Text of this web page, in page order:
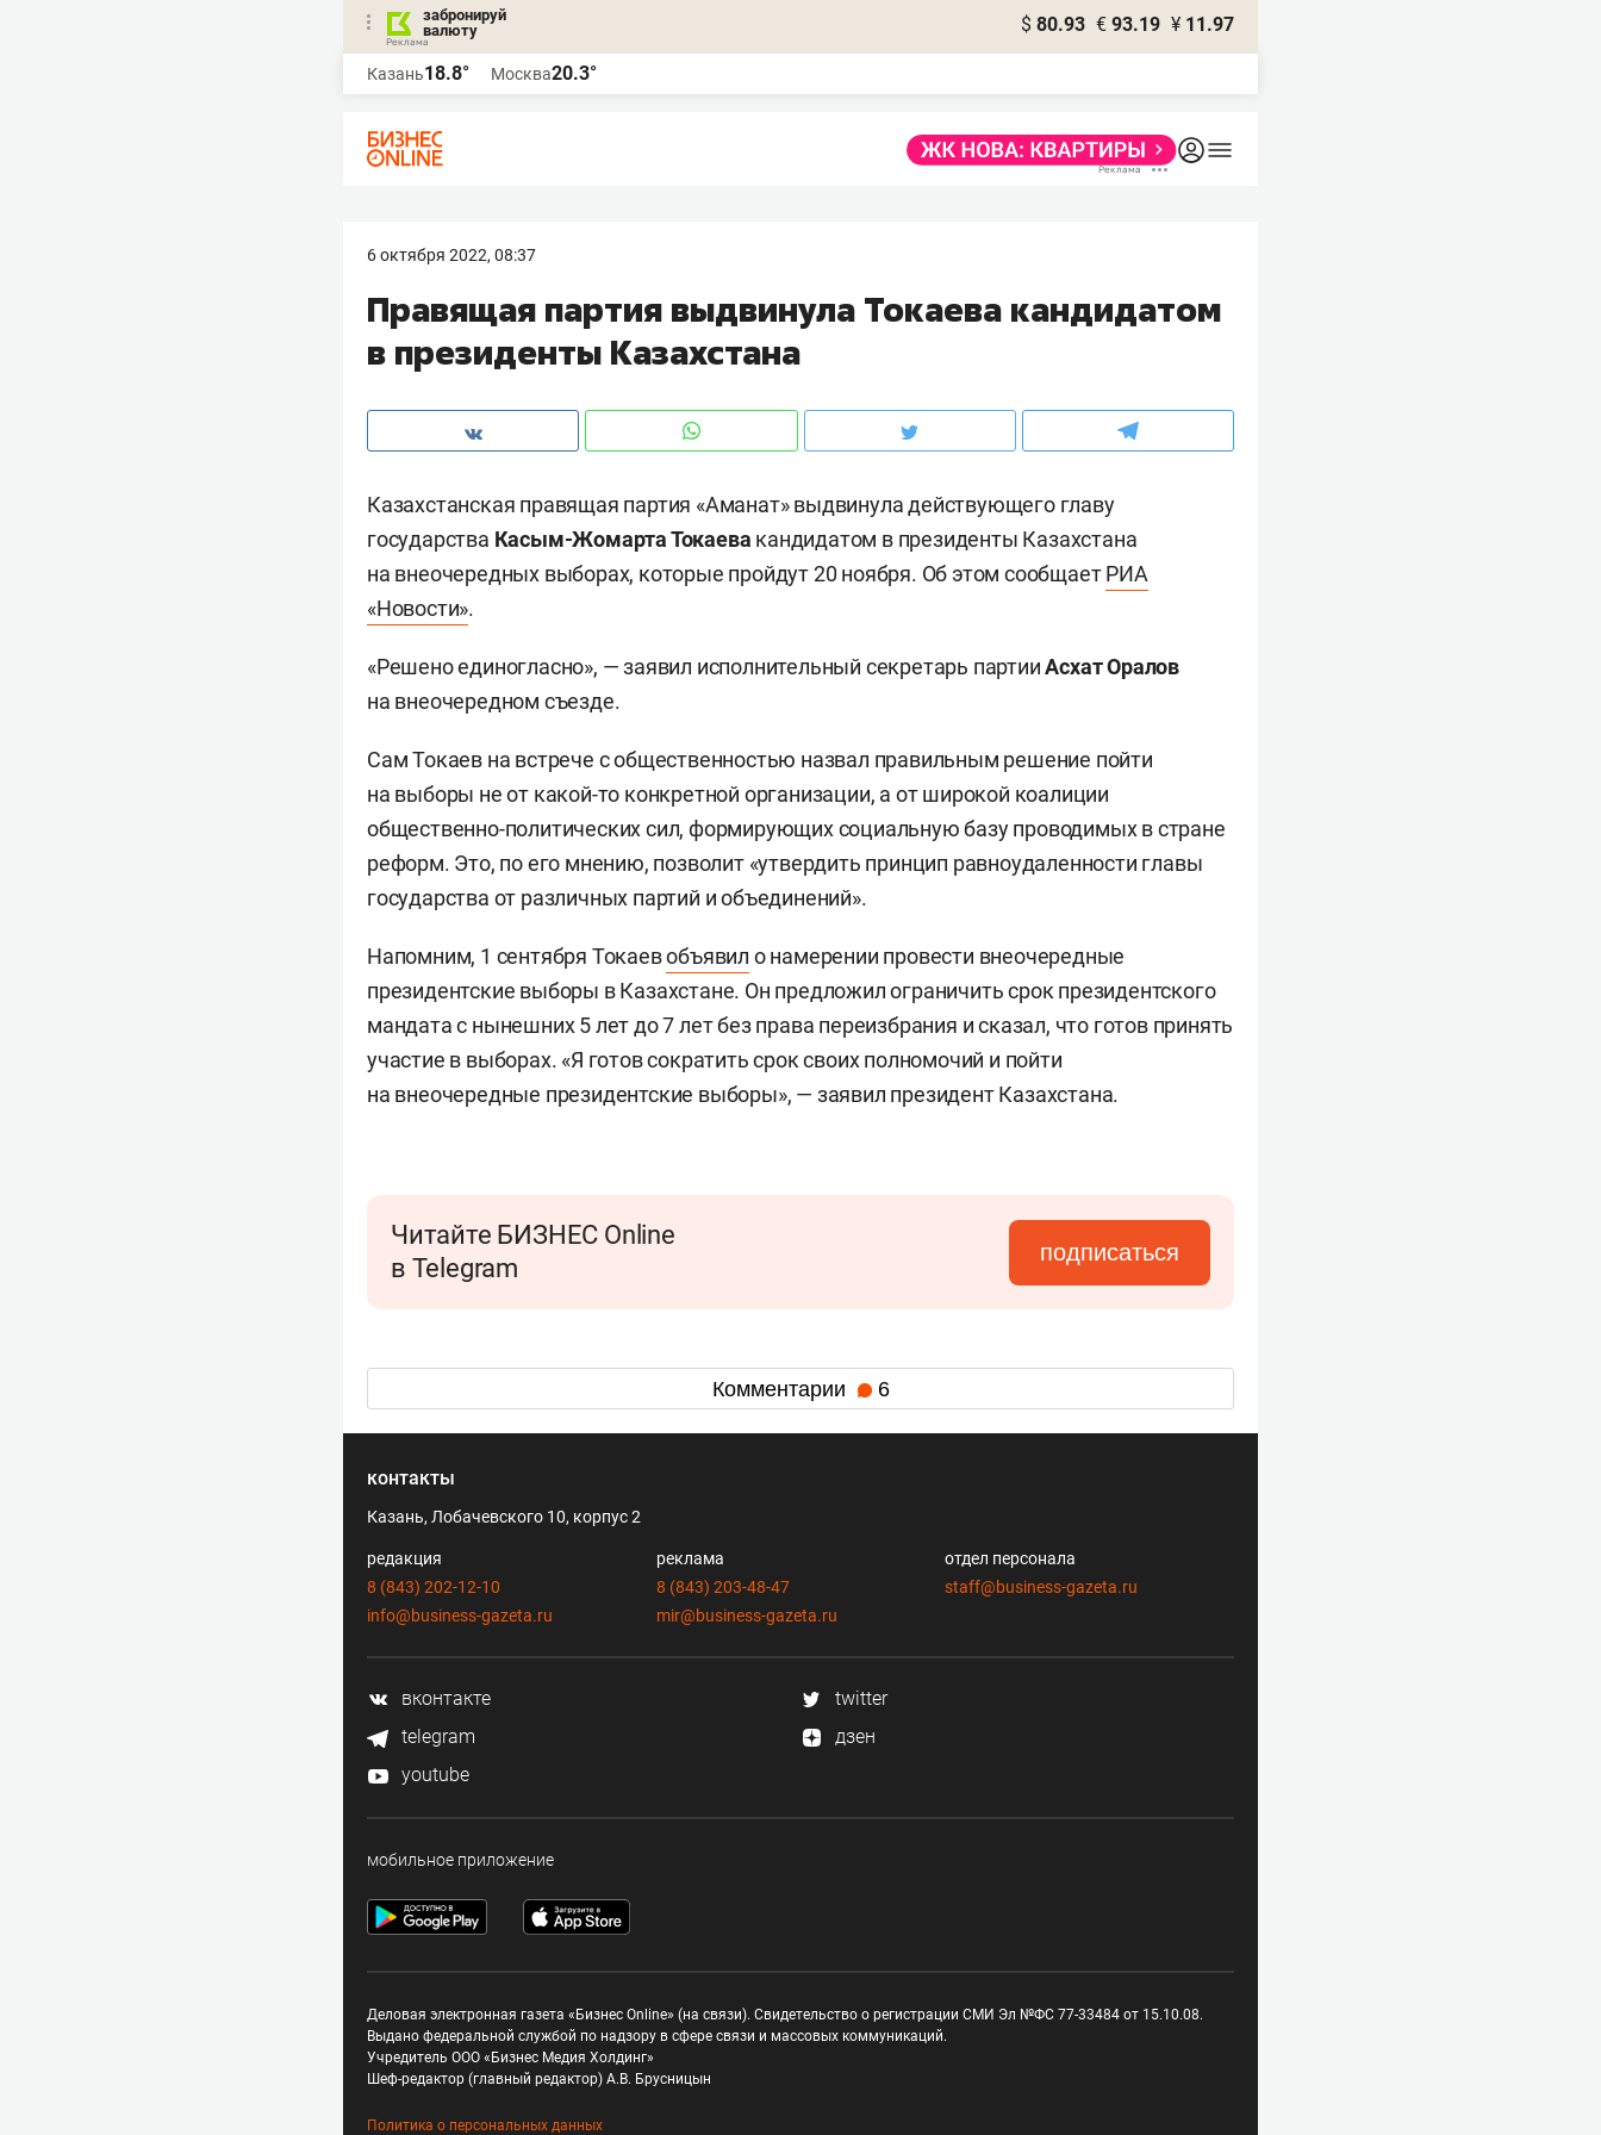
забронируй
валюту
$ 80.93 € 93.19 ¥ 11.97
Казань18.8° Москва20.3°
6 октября 2022, 08:37
Правящая партия выдвинула Токаева кандидатом
в президенты Казахстана
Казахстанская правящая партия «Аманат» выдвинула действующего главу
государства Касым-Жомарта Токаева кандидатом в президенты Казахстана
на внеочередных выборах, которые пройдут 20 ноября. Об этом сообщаетРИА
«Новости».
«Решено единогласно», — заявил исполнительный секретарь партииАсхат Оралов
на внеочередном съезде.
Сам Токаев на встрече с общественностью назвал правильным решение пойти
на выборы не от какой-то конкретной организации, а от широкой коалиции
общественно-политических сил, формирующих социальную базу проводимых в стране
реформ. Это, по его мнению, позволит «утвердить принцип равноудаленности главы
государства от различных партий и объединений».
Напомним, 1 сентября Токаевобъявил о намерении провести внеочередные
президентские выборы в Казахстане. Он предложил ограничить срок президентского
мандата с нынешних 5 лет до 7 лет без права переизбрания и сказал, что готов принять
участие в выборах. «Я готов сократить срок своих полномочий и пойти
на внеочередные президентские выборы», — заявил президент Казахстана.
Читайте БИЗНЕС Online
в Telegram
подписаться
Комментарии 6
контакты
Казань, Лобачевского 10, корпус 2
редакция
8 (843) 202-12-10
info@business-gazeta.ru
реклама
8 (843) 203-48-47
mir@business-gazeta.ru
отдел персонала
staff@business-gazeta.ru
вконтакте
twitter
telegram
дзен
youtube
мобильное приложение
Деловая электронная газета «Бизнес Online» (на связи). Свидетельство о регистрации СМИ Эл №ФС 77-33484 от 15.10.08.
Выдано федеральной службой по надзору в сфере связи и массовых коммуникаций.
Учредитель ООО «Бизнес Медия Холдинг»
Шеф-редактор (главный редактор) А.В. Брусницын
Политика о персональных данных